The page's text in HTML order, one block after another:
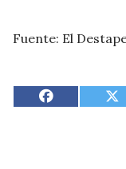
Fuente: El